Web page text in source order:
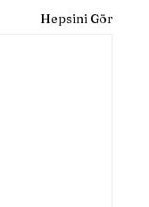
Hepsini Gör